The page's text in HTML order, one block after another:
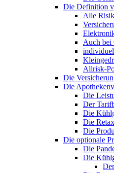
Die Definition
Alle
Auch bei
Allrisk-
Die
Die
Die
Der
Die
Die
Die
Die optionale
Die
Die